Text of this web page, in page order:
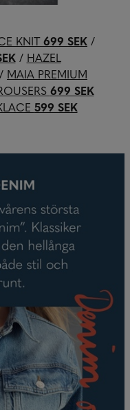
KNIT699 SEK /
/ HAZEL
/ MAIA PREMIUM
699 SEK
599 SEK